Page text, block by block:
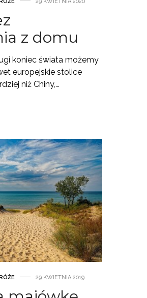
z domu
koniec świata możemy
europejskie stolice
niż Chiny,…
29 KWIETNIA 2019